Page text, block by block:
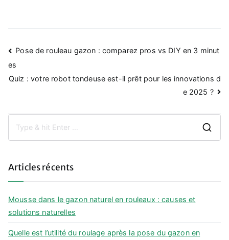
Navigation
de
l’article
Pose de rouleau gazon : comparez pros vs DIY en 3 minut
es
Quiz : votre robot tondeuse est-il prêt pour les innovations d
e 2025 ?
c
Articles récents
Mousse dans le gazon naturel en rouleaux : causes et
solutions naturelles
Quelle est l’utilité du roulage après la pose du gazon en